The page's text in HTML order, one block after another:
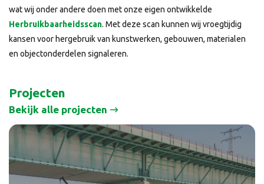
wat wij onder andere doen met onze eigen ontwikkelde
Herbruikbaarheidsscan. Met deze scan kunnen wij vroegtijdig
kansen voor hergebruik van kunstwerken, gebouwen, materialen
en objectonderdelen signaleren.
Projecten
Bekijk alle projecten